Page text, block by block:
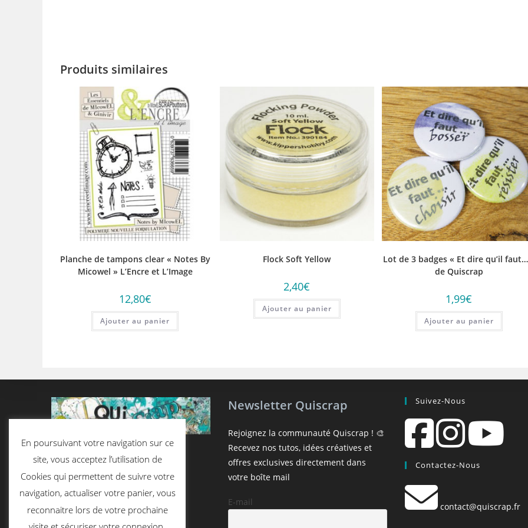
Produits similaires
Planche de tampons clear « Notes By
Micowel » L’Encre et L’Image
12,80€
Ajouter au panier
Flock Soft Yellow
2,40€
Ajouter au panier
Lot de 3 badges « Et dire qu’il
de Quiscrap
1,99€
Ajouter au panier
Newsletter Quiscrap
Rejoignez la communauté Quiscrap ! 🎨
Recevez nos tutos, idées créatives et
offres exclusives directement dans
votre boîte mail
E-mail
Suivez-Nous
Contactez-Nous
contact@quiscrap.fr
En poursuivant votre navigation sur ce
site, vous acceptez l’utilisation de
Cookies qui permettent de suivre votre
navigation, actualiser votre panier, vous
reconnaitre lors de votre prochaine